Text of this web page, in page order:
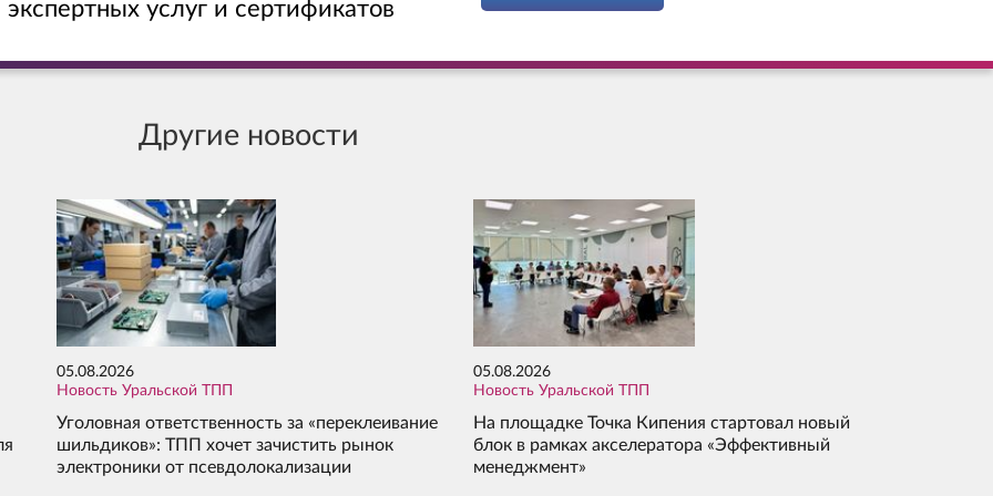
услуг и сертификатов
Другие новости
05.08.2026
Новость Уральской ТПП
Уголовная ответственность за «переклеивание
шильдиков»: ТПП хочет зачистить рынок
электроники от псевдолокализации
05.08.2026
Новость Уральской ТПП
На площадке Точка Кипения стартовал новый
блок в рамках акселератора «Эффективный
менеджмент»
ОТПРАВИТЬ